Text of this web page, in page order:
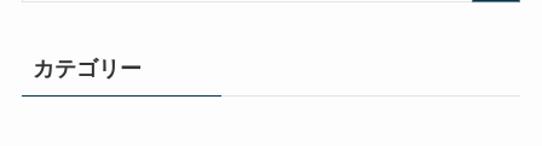
カテゴリー